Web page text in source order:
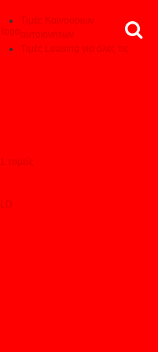
Τιμές Καινούριων
αυτοκινήτων
Τιμές Leasing για όλες τις
τομείς